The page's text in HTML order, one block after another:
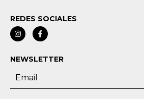
REDES SOCIALES
NEWSLETTER